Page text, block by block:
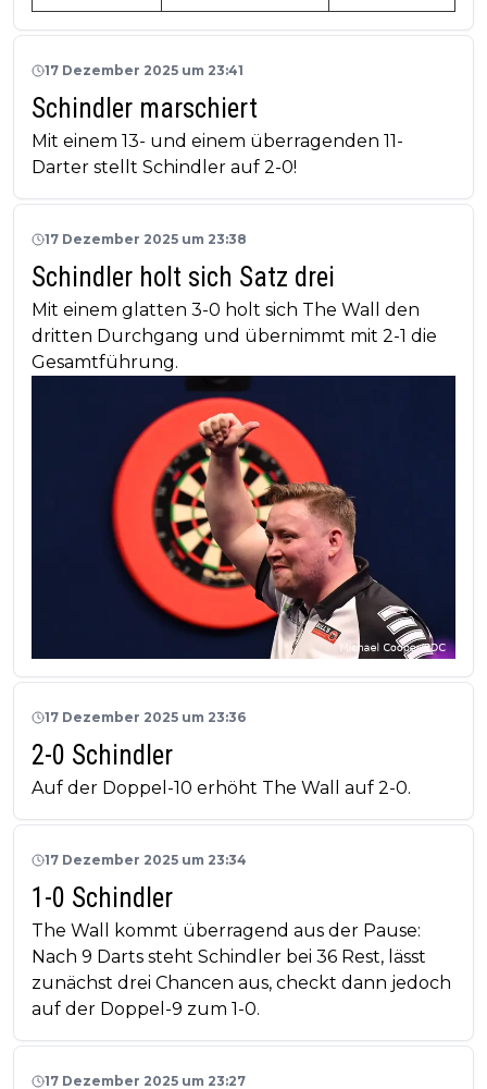
17 Dezember 2025 um 23:41
Schindler marschiert
Mit einem 13- und einem überragenden 11-
Darter stellt Schindler auf 2-0!
17 Dezember 2025 um 23:38
Schindler holt sich Satz drei
Mit einem glatten 3-0 holt sich The Wall den
dritten Durchgang und übernimmt mit 2-1 die
Gesamtführung.
17 Dezember 2025 um 23:36
2-0 Schindler
Auf der Doppel-10 erhöht The Wall auf 2-0.
17 Dezember 2025 um 23:34
1-0 Schindler
The Wall kommt überragend aus der Pause:
Nach 9 Darts steht Schindler bei 36 Rest, lässt
zunächst drei Chancen aus, checkt dann jedoch
auf der Doppel-9 zum 1-0.
17 Dezember 2025 um 23:27